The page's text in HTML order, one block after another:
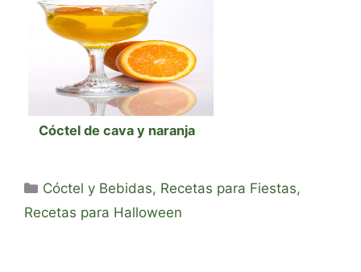
Cóctel de cava y naranja
Categorías
Cóctel y Bebidas, Recetas para Fiestas,
Recetas para Halloween